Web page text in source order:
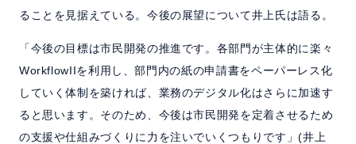
ることを見据えている。今後の展望について井上氏は語る。
「今後の目標は市民開発の推進です。各部門が主体的に楽々
WorkflowIIを利用し、部門内の紙の申請書をペーパーレス化
していく体制を築ければ、業務のデジタル化はさらに加速す
ると思います。そのため、今後は市民開発を定着させるため
の支援や仕組みづくりに力を注いでいくつもりです」(井上